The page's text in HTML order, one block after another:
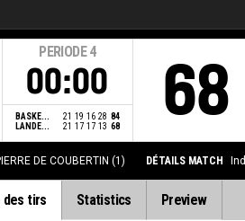
PERIODE 4
00:00
BASKE... 21 19 16 28 84
LANDE...
21 17 17 13 68 68
DE COUBERTIN (1) DÉTAILS MATCH
des tirs Statistics Preview